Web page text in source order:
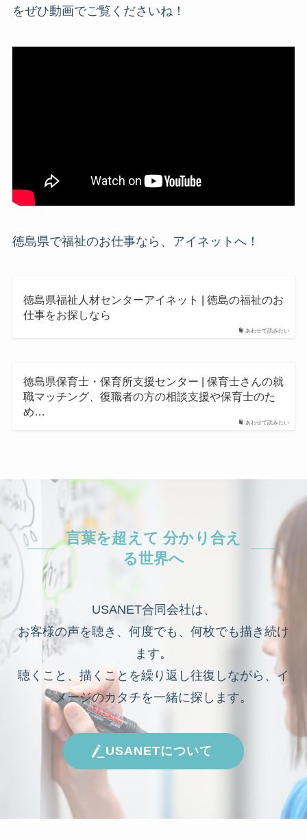
をぜひ動画でご覧くださいね！
徳島県で福祉のお仕事なら、アイネットへ！
あわせて読みたい
徳島県福祉人材センターアイネット | 徳島の福祉のお
仕事をお探しなら
あわせて読みたい
徳島県保育士・保育所支援センター | 保育士さんの就
職マッチング、復職者の方の相談支援や保育士のた
め…
言葉を超えて 分かり合え
る世界へ
USANET合同会社は、
お客様の声を聴き、何度でも、何枚でも描き続け
ます。
聴くこと、描くことを繰り返し往復しながら、イ
メージのカタチを一緒に探します。
USANETについて